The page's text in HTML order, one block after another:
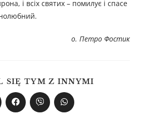
і всіх святих – помилує і спасе
о. Петро Фостик
SIĘ TYM Z INNYMI